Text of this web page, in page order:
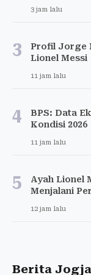
3 jam lalu
3
Profil Jorge
Lionel Messi
11 jam lalu
4
BPS: Data
Kondisi 2026
11 jam lalu
5
Ayah Lionel
Menjalani
12 jam lalu
Berita Jogja